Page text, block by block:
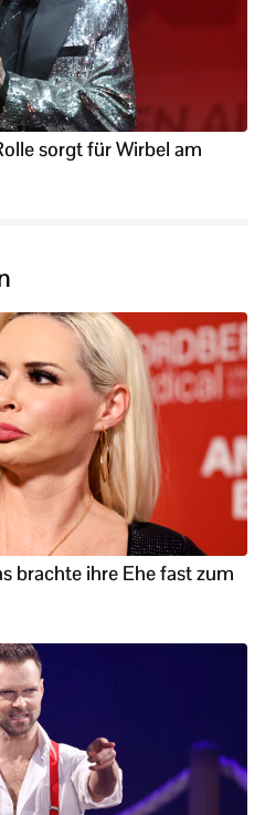
sorgt für Wirbel am
brachte ihre Ehe fast zum